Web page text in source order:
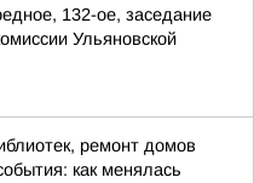
132-ое, заседание
Ульяновской
ремонт домов
как менялась